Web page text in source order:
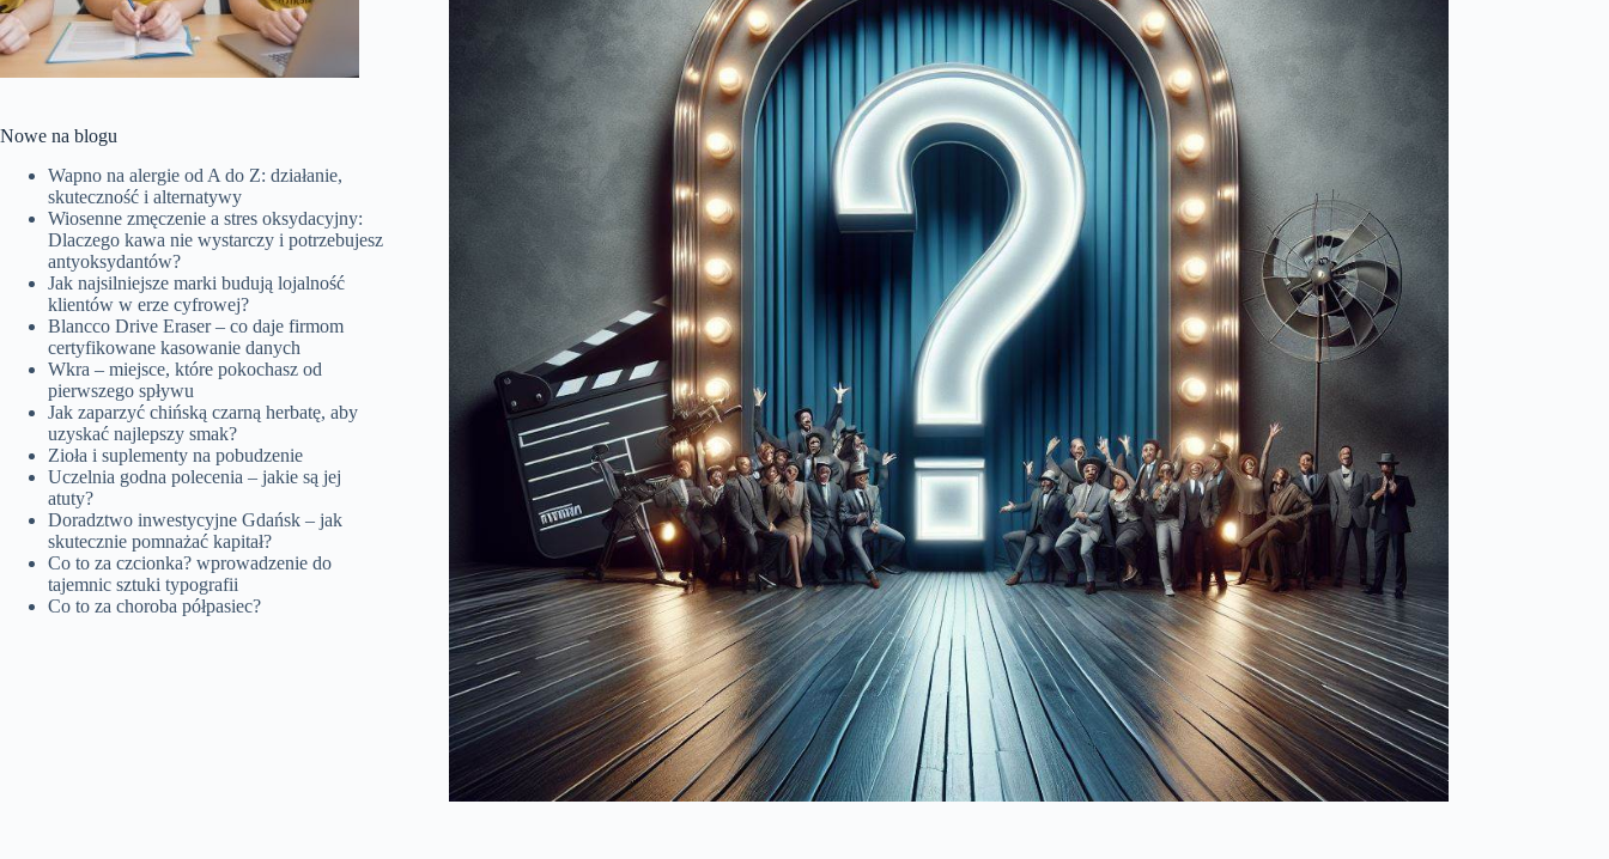
Nowe na blogu
Wapno na alergie od A do Z: działanie,
skuteczność i alternatywy
Wiosenne zmęczenie a stres oksydacyjny:
Dlaczego kawa nie wystarczy i potrzebujesz
antyoksydantów?
Jak najsilniejsze marki budują lojalność
klientów w erze cyfrowej?
Blancco Drive Eraser – co daje firmom
certyfikowane kasowanie danych
Wkra – miejsce, które pokochasz od
pierwszego spływu
Jak zaparzyć chińską czarną herbatę, aby
uzyskać najlepszy smak?
Zioła i suplementy na pobudzenie
Uczelnia godna polecenia – jakie są jej
atuty?
Doradztwo inwestycyjne Gdańsk – jak
skutecznie pomnażać kapitał?
Co to za czcionka? wprowadzenie do
tajemnic sztuki typografii
Co to za choroba półpasiec?